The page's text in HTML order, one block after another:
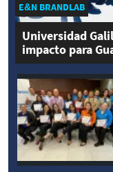
E&N BRANDLAB
Universidad
impacto para